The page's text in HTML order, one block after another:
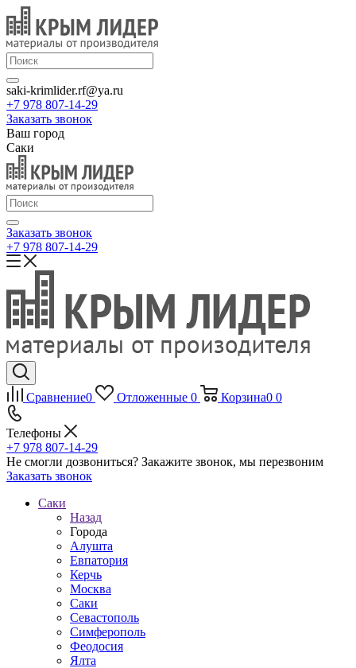
saki-krimlider.rf@ya.ru
+7 978 807-14-29
Заказать звонок
Ваш город
Саки
Заказать звонок
+7 978 807-14-29
Сравнение0 Отложенные 0 Корзина0 0
Телефоны
+7 978 807-14-29
Не смогли дозвониться? Закажите звонок, мы перезвоним
Заказать звонок
Саки
Назад
Города
Алушта
Евпатория
Керчь
Москва
Саки
Севастополь
Симферополь
Феодосия
Ялта